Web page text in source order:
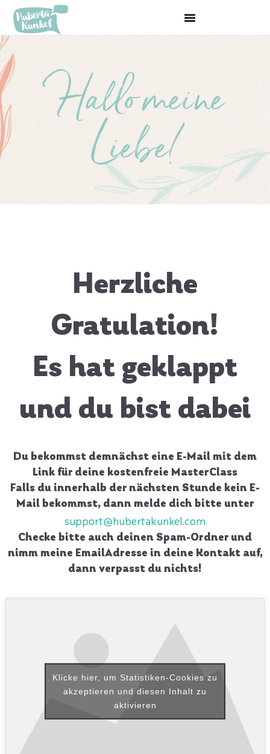
Hallo meine
Liebe!
Herzliche
Gratulation!
Es hat geklappt
und du bist dabei
Du bekommst demnächst eine E-Mail mit dem
Link für deine kostenfreie MasterClass
Falls du innerhalb der nächsten Stunde kein E-
Mail bekommst, dann melde dich bitte unter
support@hubertakunkel.com
Checke bitte auch deinen Spam-Ordner und
nimm meine EmailAdresse in deine Kontakt auf,
dann verpasst du nichts!
Klicke hier, um Statistiken-Cookies zu
akzeptieren und diesen Inhalt zu
aktivieren